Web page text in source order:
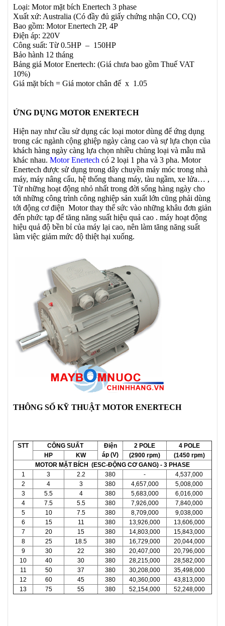
Loại: Motor mặt bích Enertech 3 phase
Xuất xứ: Australia (Có đầy đủ giấy chứng nhận CO, CQ)
Bao gồm: Motor Enertech 2P, 4P
Điện áp: 220V
Công suất: Từ 0.5HP – 150HP
Bảo hành 12 tháng
Bảng giá Motor Enertech: (Giá chưa bao gồm Thuế VAT
10%)
Giá mặt bích = Giá motor chân đế x 1.05
ỨNG DỤNG MOTOR ENERTECH
Hiện nay như cầu sử dụng các loại motor dùng để ứng dụng
trong các ngành cộng ghiệp ngày càng cao và sự lựa chọn của
khách hàng ngày càng lựa chọn nhiều chủng loại và mẫu mã
khác nhau. Motor Enertech có 2 loại 1 pha và 3 pha. Motor
Enertech được sử dụng trong dây chuyền máy móc trong nhà
máy, máy nâng cẩu, hệ thống thang máy, tàu ngầm, xe lửa… ,
Từ những hoạt động nhỏ nhất trong đời sống hàng ngày cho
tới những công trình công nghiệp sản xuất lớn cũng phải dùng
tới động cơ điện Motor thay thế sức vào những khâu đơn giản
đến phức tạp để tăng năng suất hiệu quả cao . máy hoạt động
hiệu quả độ bền bỉ của máy lại cao, nên làm tăng năng suất
làm việc giảm mức độ thiệt hại xuống.
THÔNG SỐ KỸ THUẬT MOTOR ENERTECH
STT CÔNG SUẤT
Điện
áp (V)
2 POLE
4 POLE
HP
KW (2900 rpm)
(1450 rpm)
MOTOR MẶT BÍCH (ESC-ĐỘNG CƠ GANG) - 3 PHASE
1
3 2.2 380 -
4,537,000
2
4 3 380 4,657,000
5,008,000
3
5.5 4 380 5,683,000
6,016,000
4
7.5 5.5 380 7,926,000
7,840,000
5
10 7.5 380 8,709,000
9,038,000
6
15 11 380 13,926,000
13,606,000
7
20 15 380 14,803,000
15,843,000
8
25 18.5 380 16,729,000
20,044,000
9
30 22 380 20,407,000
20,796,000
10
40 30 380 28,215,000
28,582,000
11
50 37 380 30,208,000
35,498,000
12
60 45 380 40,360,000
43,813,000
13
75 55 380 52,154,000 52,248,000